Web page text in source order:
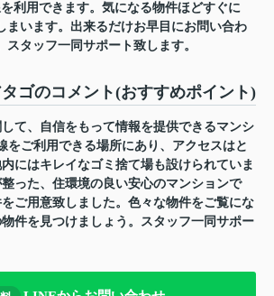
利用できます。気になる物件ほどすぐに
まいます。出来るだけお早目にお問い合わ
スタッフ一同サポート致します。
ゴのコメント(おすすめポイント)
て、自信をもって情報を提供できるマンシ
をご利用できる場所にあり、アクセスはと
にはキレイなゴミ捨て場も設けられていま
った、住環境の良い安心のマンションで
ご用意致しました。色々な物件をご覧にな
件を見つけましょう。スタッフ一同サポー